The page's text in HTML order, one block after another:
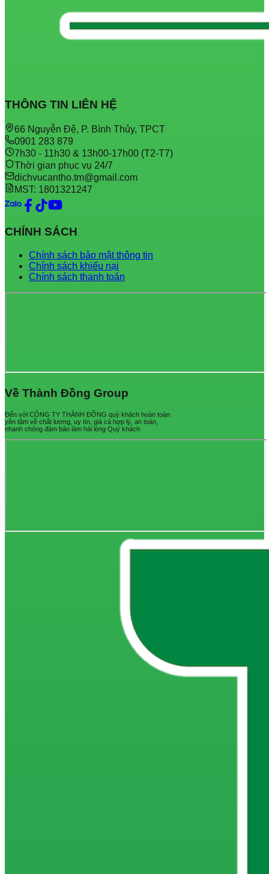
THÔNG TIN LIÊN HỆ
66 Nguyễn Đệ, P. Bình Thủy, TPCT
0901 283 879
7h30 - 11h30 & 13h00-17h00 (T2-T7)
Thời gian phục vụ 24/7
dichvucantho.tm@gmail.com
MST: 1801321247
CHÍNH SÁCH
Chính sách bảo mật thông tin
Chính sách khiếu nại
Chính sách thanh toán
Về Thành Đồng Group
Đến với CÔNG TY THÀNH ĐỒNG quý khách hoàn toàn
yên tâm về chất lượng, uy tín, giá cả hợp lý, an toàn,
nhanh chóng đảm bảo làm hài lòng Quý khách